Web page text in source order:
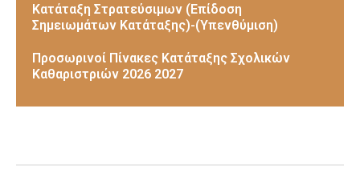
Κατάταξη Στρατεύσιμων (Επίδοση
Σημειωμάτων Κατάταξης)-(Υπενθύμιση)
Προσωρινοί Πίνακες Κατάταξης Σχολικών
Καθαριστριών 2026 2027